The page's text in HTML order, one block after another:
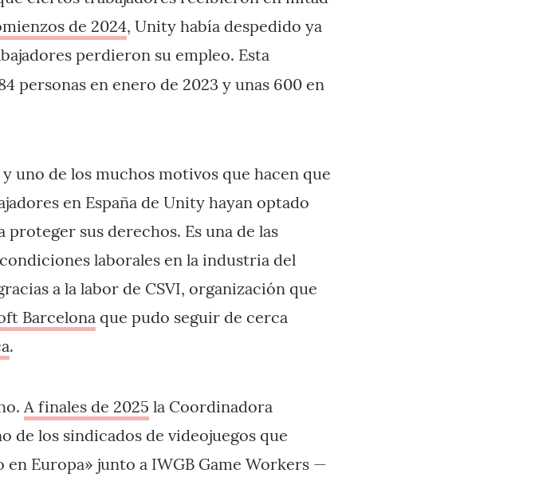
de 2024, Unity había despedido ya
perdieron su empleo. Esta
personas en enero de 2023 y unas 600 en
uno de los muchos motivos que hacen que
en España de Unity hayan optado
sus derechos. Es una de las
laborales en la industria del
a la labor de CSVI, organización que
Barcelona que pudo seguir de cerca
.
A finales de 2025 la Coordinadora
de los sindicados de videojuegos que
Europa» junto a IWGB Game Workers —